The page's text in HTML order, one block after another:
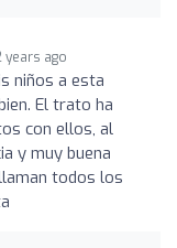
years ago
niños a esta
El trato ha
con ellos, al
y muy buena
todos los